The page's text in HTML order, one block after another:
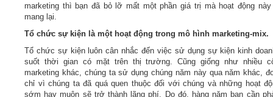
marketing thì bạn đã bỏ lỡ mất một phần giá trị mà hoạt động
mang lại.
Tổ chức sự kiện là một hoạt động trong mô hình marketing-mix.
Tổ chức sự kiện luôn cân nhắc đến việc sử dụng sự kiện kinh
suốt thời gian có mặt trên thị trường. Cũng giống như nhiều
marketing khác, chúng ta sử dụng chúng năm này qua năm khác,
chỉ vì chúng ta đã quá quen thuộc đối với chúng và những hoạt
sớm hay muộn sẽ trở thành lãng phí. Do đó, hàng năm bạn cần